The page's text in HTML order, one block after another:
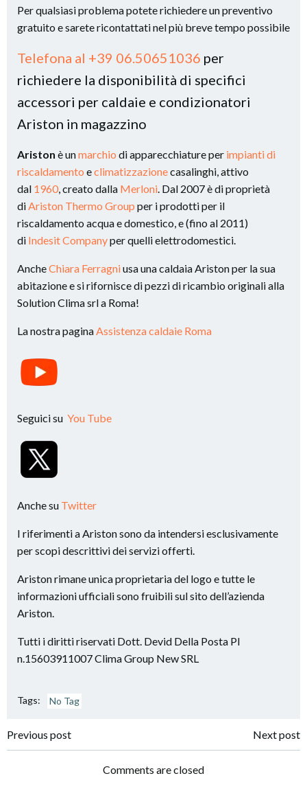
Per qualsiasi problema potete richiedere un preventivo
gratuito e sarete ricontattati nel più breve tempo possibile
Telefona al +39 06.50651036 per
richiedere la disponibilità di specifici
accessori per caldaie e condizionatori
Ariston in magazzino
Ariston è unmarchio di apparecchiature per impianti di
riscaldamento eclimatizzazionecasalinghi, attivo
dal 1960, creato dalla Merloni. Dal 2007 è di proprietà
diAriston Thermo Group per i prodotti per il
riscaldamento acqua e domestico, e (fino al 2011)
di Indesit Companyper quelli elettrodomestici.
AncheChiara Ferragniusa una caldaia Ariston per la sua
abitazione e si rifornisce di pezzi di ricambio originali alla
Solution Clima srl a Roma!
La nostra paginaAssistenza caldaie Roma
Seguici su You Tube
Anche su Twitter
I riferimenti a Ariston sono da intendersi esclusivamente
per scopi descrittivi dei servizi offerti.
Ariston rimane unica proprietaria del logo e tutte le
informazioni ufficiali sono fruibili sul sito dell’azienda
Ariston.
Tutti i diritti riservati Dott. Devid Della Posta PI
n.15603911007 Clima Group New SRL
Tags: No Tag
Post
navigation
Previous post
navigation
Next post
Comments are closed